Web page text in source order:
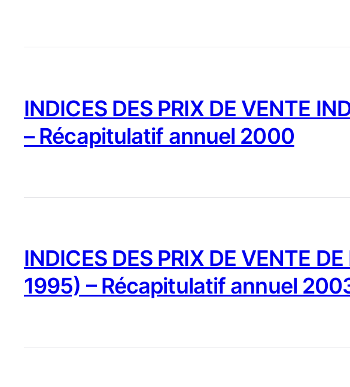
INDICES DES PRIX DE VENTE
– Récapitulatif annuel 2000
INDICES DES PRIX DE VENTE
1995) – Récapitulatif annuel